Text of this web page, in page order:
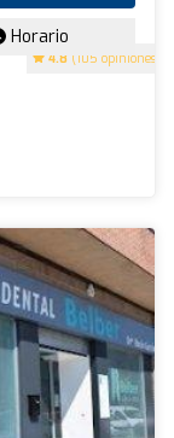
4.8 (105 opiniones)
Horario